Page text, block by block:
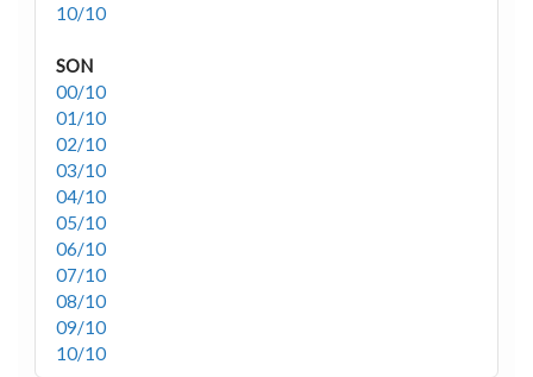
10/10
SON
00/10
01/10
02/10
03/10
04/10
05/10
06/10
07/10
08/10
09/10
10/10